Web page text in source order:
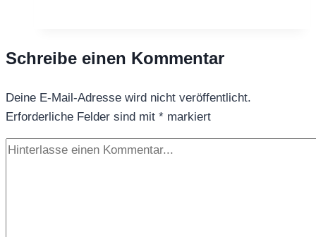
Tokio
Schreibe einen Kommentar
Deine E-Mail-Adresse wird nicht veröffentlicht.
Erforderliche Felder sind mit * markiert